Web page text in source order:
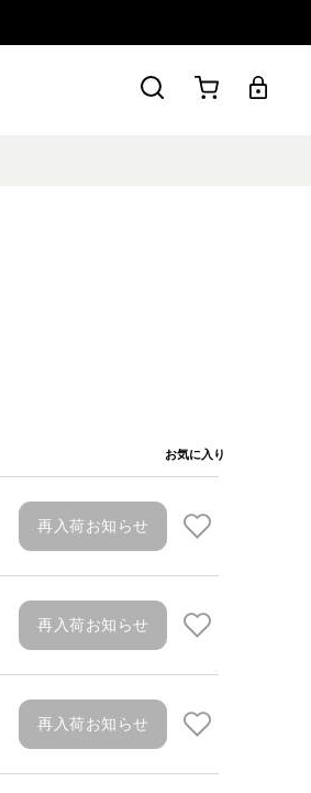
お気に入り
再入荷お知らせ
再入荷お知らせ
再入荷お知らせ